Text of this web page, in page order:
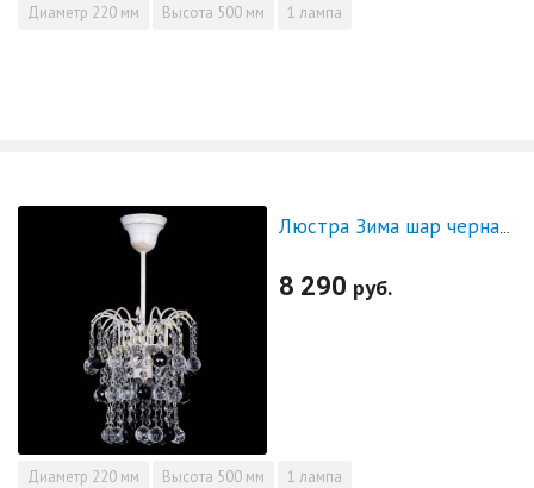
Диаметр 220 мм Высота 500 мм 1 лампа
8 290 руб.
Диаметр 220 мм Высота 500 мм 1 лампа